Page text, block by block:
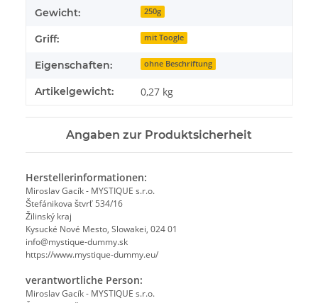
Gewicht: 250g
Griff: mit Toogle
Eigenschaften: ohne Beschriftung
Artikelgewicht: 0,27 kg
Angaben zur Produktsicherheit
Herstellerinformationen:
Miroslav Gacík - MYSTIQUE s.r.o.
Štefánikova štvrť 534/16
Žilinský kraj
Kysucké Nové Mesto, Slowakei, 024 01
info@mystique-dummy.sk
https://www.mystique-dummy.eu/
verantwortliche Person:
Miroslav Gacík - MYSTIQUE s.r.o.